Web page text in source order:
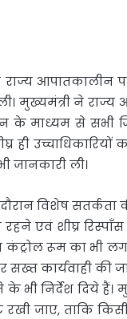
राज्य आपातकालीन
मुख्यमंत्री ने राज्य
के माध्यम से सभी
उच्चाधिकारियों
जानकारी ली।
विशेष
एवं शीघ्र
रूम का भी
कार्यवाही की
भी निर्देश दिये हैं।
जाए, ताकि